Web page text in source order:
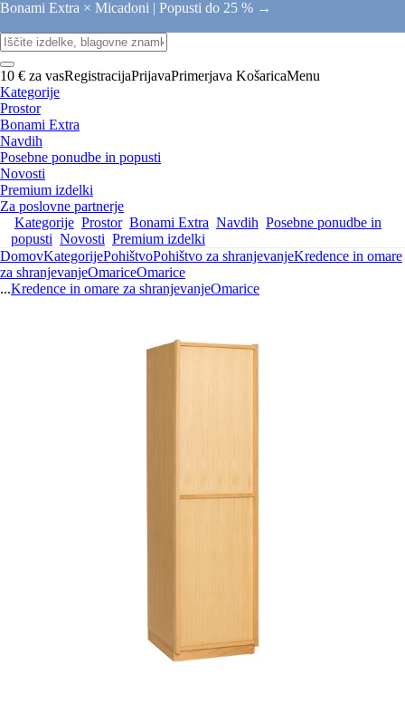
Bonami Extra × Micadoni | Popusti do 25 % →
10 € za vasRegistracijaPrijavaPrimerjava KošaricaMenu
Kategorije
Prostor
Bonami Extra
Navdih
Posebne ponudbe in popusti
Novosti
Premium izdelki
Za poslovne partnerje
Kategorije Prostor Bonami Extra Navdih Posebne ponudbe in
popusti Novosti Premium izdelki
DomovKategorijePohištvoPohištvo za shranjevanjeKredence in omare
za shranjevanjeOmariceOmarice
...Kredence in omare za shranjevanjeOmarice